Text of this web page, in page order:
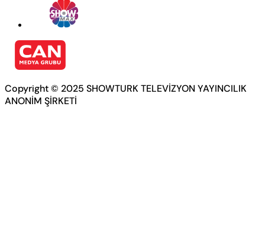
Copyright © 2025 SHOWTURK TELEVİZYON YAYINCILIK
ANONİM ŞİRKETİ